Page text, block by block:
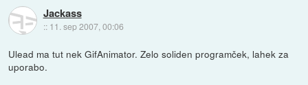
Jackass
:: 11. sep 2007, 00:06
Ulead ma tut nek GifAnimator. Zelo soliden programček, lahek za
uporabo.